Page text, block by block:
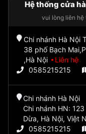
Hệ thống cửa
vui lòng liên hệ
Chi nhánh Hà Nội
38 phố Bạch
,Hà Nội
Liên hệ
0585215215
Chi nhánh Hà Nội
Chi nhánh HN:
Dừa, Hà Nội, Việt
0585215215